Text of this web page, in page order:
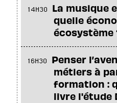
14H30
La musique
quelle
écosystème
16H30
Penser
métiers à
formation :
livre l'étude